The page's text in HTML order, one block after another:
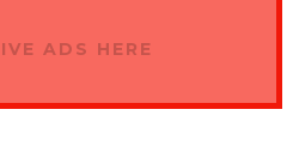
ADS HERE